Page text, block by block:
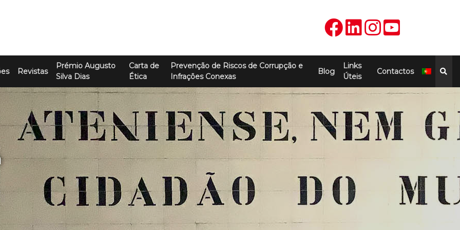
Revistas
Prémio Augusto
Silva Dias
Carta de
Ética
Prevenção de Riscos de Corrupção e
Infrações Conexas
Blog
Links
Úteis
Contactos